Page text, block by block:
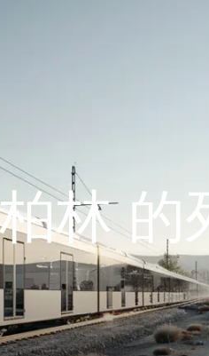
林 的